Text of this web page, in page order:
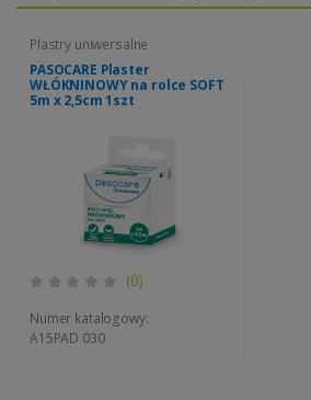
Plastry uniwersalne
PASOCARE Plaster
WŁÓKNINOWY na rolce SOFT
5m x 2,5cm 1szt
(0)
Numer katalogowy:
A15PAD 030